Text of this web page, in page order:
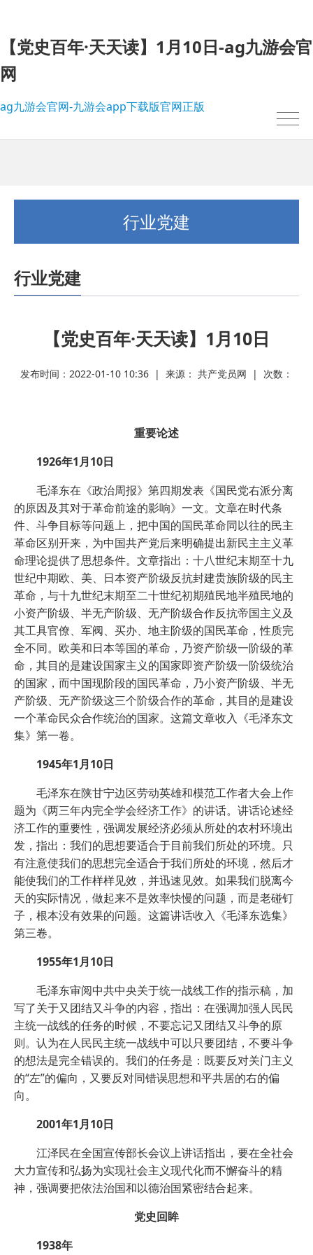
【党史百年·天天读】1月10日-ag九游会官
网
ag九游会官网-九游会app下载版官网正版
行业党建
行业党建
【党史百年·天天读】1月10日
发布时间：2022-01-10 10:36 | 来源： 共产党员网 | 次数：
重要论述
1926年1月10日
毛泽东在《政治周报》第四期发表《国民党右派分离
的原因及其对于革命前途的影响》一文。文章在时代条
件、斗争目标等问题上，把中国的国民革命同以往的民主
革命区别开来，为中国共产党后来明确提出新民主主义革
命理论提供了思想条件。文章指出：十八世纪末期至十九
世纪中期欧、美、日本资产阶级反抗封建贵族阶级的民主
革命，与十九世纪末期至二十世纪初期殖民地半殖民地的
小资产阶级、半无产阶级、无产阶级合作反抗帝国主义及
其工具官僚、军阀、买办、地主阶级的国民革命，性质完
全不同。欧美和日本等国的革命，乃资产阶级一阶级的革
命，其目的是建设国家主义的国家即资产阶级一阶级统治
的国家，而中国现阶段的国民革命，乃小资产阶级、半无
产阶级、无产阶级这三个阶级合作的革命，其目的是建设
一个革命民众合作统治的国家。这篇文章收入《毛泽东文
集》第一卷。
1945年1月10日
毛泽东在陕甘宁边区劳动英雄和模范工作者大会上作
题为《两三年内完全学会经济工作》的讲话。讲话论述经
济工作的重要性，强调发展经济必须从所处的农村环境出
发，指出：我们的思想要适合于目前我们所处的环境。只
有注意使我们的思想完全适合于我们所处的环境，然后才
能使我们的工作样样见效，并迅速见效。如果我们脱离今
天的实际情况，做起来不是效率快慢的问题，而是老碰钉
子，根本没有效果的问题。这篇讲话收入《毛泽东选集》
第三卷。
1955年1月10日
毛泽东审阅中共中央关于统一战线工作的指示稿，加
写了关于又团结又斗争的内容，指出：在强调加强人民民
主统一战线的任务的时候，不要忘记又团结又斗争的原
则。认为在人民民主统一战线中可以只要团结，不要斗争
的想法是完全错误的。我们的任务是：既要反对关门主义
的“左”的偏向，又要反对同错误思想和平共居的右的偏
向。
2001年1月10日
江泽民在全国宣传部长会议上讲话指出，要在全社会
大力宣传和弘扬为实现社会主义现代化而不懈奋斗的精
神，强调要把依法治国和以德治国紧密结合起来。
党史回眸
1938年